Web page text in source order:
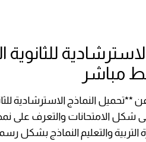
مباشر
شكل الامتحانات والتعرف على
التربية والتعليم النماذج بشكل